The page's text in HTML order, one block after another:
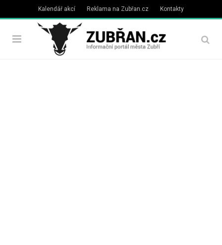
Kalendář akcí Reklama na Zubřan.cz Kontakty